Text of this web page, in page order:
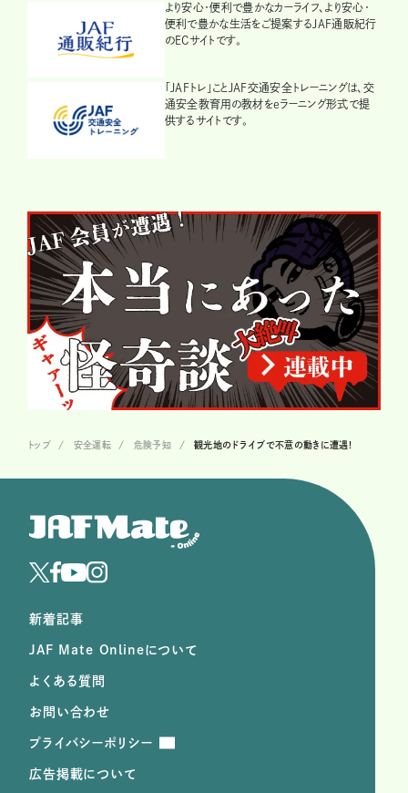
より安心・便利で豊かなカーライフ、より安心・
便利で豊かな生活をご提案するJAF通販紀行
のECサイトです。
「JAFトレ」ことJAF交通安全トレーニングは、交
通安全教育用の教材をeラーニング形式で提
供するサイトです。
トップ 安全運転 危険予知 観光地のドライブで不意の動きに遭遇!
新着記事
JAF Mate Onlineについて
よくある質問
お問い合わせ
プライバシーポリシー
広告掲載について